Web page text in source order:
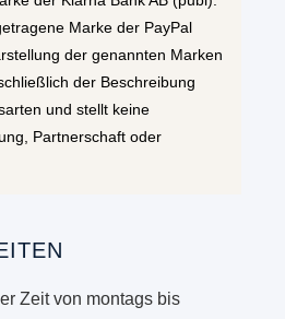
Marke der PayPal
der genannten Marken
der Beschreibung
und stellt keine
Partnerschaft oder
Zeit von montags bis